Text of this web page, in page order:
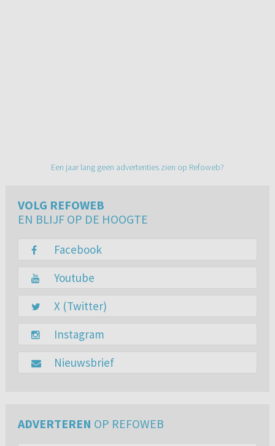
Een jaar lang geen advertenties zien op Refoweb?
VOLG REFOWEB
EN BLIJF OP DE HOOGTE
Facebook
Youtube
X (Twitter)
Instagram
Nieuwsbrief
ADVERTEREN OP REFOWEB